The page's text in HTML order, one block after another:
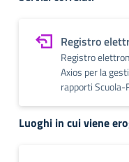
Registro
Registro
Axios per la
rapporti Scuola-
Luoghi in cui viene